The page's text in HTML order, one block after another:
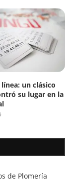
un clásico
su lugar en la
de Plomería